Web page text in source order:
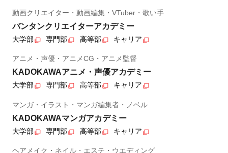
動画クリエイター・動画編集・VTuber・歌い手
バンタンクリエイターアカデミー
大学部 専門部 高等部 キャリア
アニメ・声優・アニメCG・アニメ監督
KADOKAWAアニメ・声優アカデミー
大学部 専門部 高等部 キャリア
マンガ・イラスト・マンガ編集者・ノベル
KADOKAWAマンガアカデミー
大学部 専門部 高等部 キャリア
ヘアメイク・ネイル・エステ・ウエディング